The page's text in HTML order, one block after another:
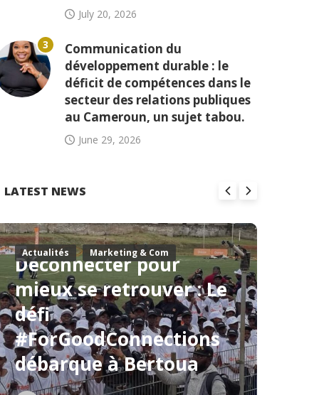
July 20, 2026
3
Communication du
développement durable : le
déficit de compétences dans le
secteur des relations publiques
au Cameroun, un sujet tabou.
June 29, 2026
LATEST NEWS
Déconnecter pour
mieux se retrouver : Le
défi
#ForGoodConnections
débarque à Bertoua
Actualités Marketing & Com